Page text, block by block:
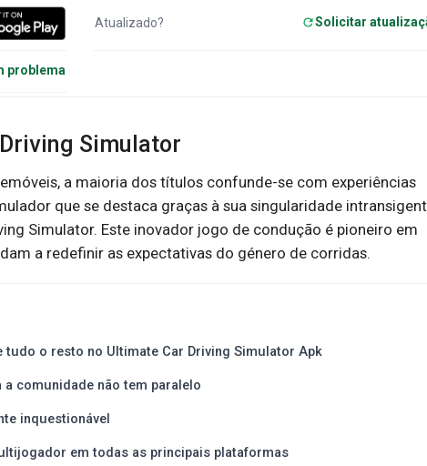
Atualizado? Solicitar
problema
Simulator
a maioria dos títulos confunde-se com experiências
que se destaca graças à sua singularidade
Simulator. Este inovador jogo de condução é pioneiro em
a redefinir as expectativas do género de corridas.
tudo o resto no Ultimate Car Driving Simulator Apk
comunidade não tem paralelo
inquestionável
em todas as principais plataformas